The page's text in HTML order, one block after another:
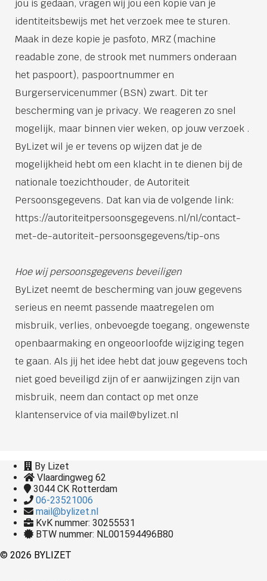
jou is gedaan, vragen wij jou een kopie van je
identiteitsbewijs met het verzoek mee te sturen.
Maak in deze kopie je pasfoto, MRZ (machine
readable zone, de strook met nummers onderaan
het paspoort), paspoortnummer en
Burgerservicenummer (BSN) zwart. Dit ter
bescherming van je privacy. We reageren zo snel
mogelijk, maar binnen vier weken, op jouw verzoek .
ByLizet wil je er tevens op wijzen dat je de
mogelijkheid hebt om een klacht in te dienen bij de
nationale toezichthouder, de Autoriteit
Persoonsgegevens. Dat kan via de volgende link:
https://autoriteitpersoonsgegevens.nl/nl/contact-
met-de-autoriteit-persoonsgegevens/tip-ons
Hoe wij persoonsgegevens beveiligen
ByLizet neemt de bescherming van jouw gegevens
serieus en neemt passende maatregelen om
misbruik, verlies, onbevoegde toegang, ongewenste
openbaarmaking en ongeoorloofde wijziging tegen
te gaan. Als jij het idee hebt dat jouw gegevens toch
niet goed beveiligd zijn of er aanwijzingen zijn van
misbruik, neem dan contact op met onze
klantenservice of via mail@bylizet.nl
By Lizet
Vlaardingweg 62
3044 CK Rotterdam
06-23521006
mail@bylizet.nl
KvK nummer: 30255531
BTW nummer: NL001594496B80
© 2026 BYLIZET